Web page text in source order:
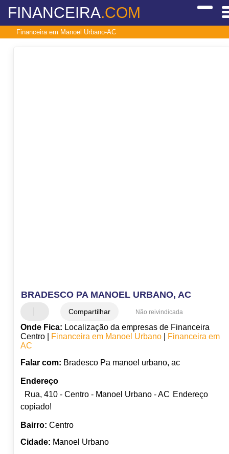
FINANCEIRA.COM
Financeira em Manoel Urbano-AC
BRADESCO PA MANOEL URBANO, AC
Compartilhar Não reivindicada
Onde Fica: Localização da empresas de Financeira
Centro |
Financeira em Manoel Urbano|
Financeira em
AC
Falar com: Bradesco Pa manoel urbano, ac
Endereço
Rua, 410 - Centro - Manoel Urbano - AC Endereço
copiado!
Bairro: Centro
Cidade: Manoel Urbano